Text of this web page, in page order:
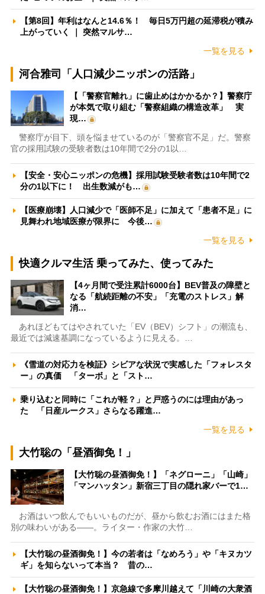
【第8回】年利はなんと14.6％！ 毎日5万円超の延滞税が積み
上がっていく ｜ 突然マルサ…
一覧を見る
河合雅司「人口減少ニッポンの活路」
【「警察官離れ」に歯止めはかかるか？】警察庁
が本気で取り組む「警察組織の構造改革」 実
現…
警察庁が目下、頭を悩ませているのが「警察官不足」だ。警察
官の採用試験の受験者数は10年間で2分の1以…
【安全・安心ニッポンの危機】採用試験受験者数は10年間で2
分の1以下に！ 出生数減がも…
【医療崩壊】人口減少で「医師不足」に加えて「患者不足」に
見舞われ地域医療が限界に 今後…
一覧を見る
快適クルマ生活 乗ってみた、使ってみた
【4ヶ月間で受注累計6000台】BEV普及の障壁と
なる「航続距離の不安」「充電のストレス」解
消…
あれほどもてはやされていた「EV（BEV）シフト」の潮流も、
最近では減速基調になっているように見える。…
《雪道の対応力を検証》シビアな状況で実感した「フォレスタ
ー」の真価 「ターボ」と「スト…
乗り込むと同時に「これが軽？」と戸惑うのには理由があっ
た 「日産ルークス」さらなる躍進…
一覧を見る
大竹聡の「昼酒御免！」
【大竹聡の昼酒御免！】「ネグローニ」「山崎」
「マンハッタン」新宿三丁目の隠れ家バーで1…
お酒はいつ飲んでもいいものだが、昼から飲むお酒にはまた格
別の味わいがある――。ライター・作家の大竹…
【大竹聡の昼酒御免！】今の若者は「なめろう」や「キヌカツ
ギ」を知らないって本当？ 昔の…
【大竹聡の昼酒御免！】京急線で多摩川越えて「川崎の大衆酒